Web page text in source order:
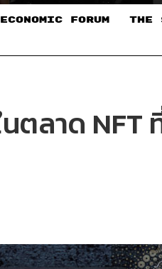
ECONOMIC FORUM THE
ตลาด NFT